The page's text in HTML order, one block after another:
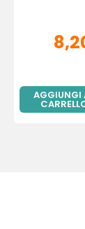
AGGIUNGI